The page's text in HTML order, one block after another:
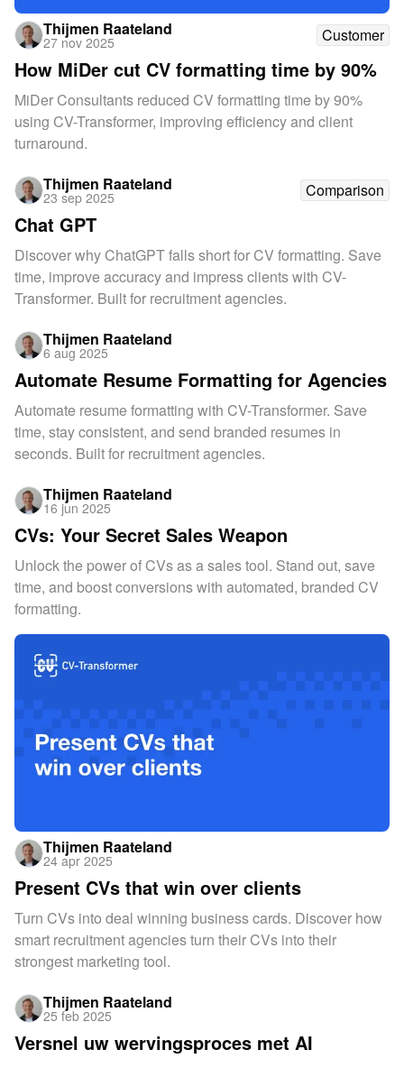
Thijmen Raateland
27 nov 2025 Customer
How MiDer cut CV formatting time by 90%
MiDer Consultants reduced CV formatting time by 90%
using CV-Transformer, improving efficiency and client
turnaround.
Thijmen Raateland
23 sep 2025 Comparison
Chat GPT
Discover why ChatGPT falls short for CV formatting. Save
time, improve accuracy and impress clients with CV-
Transformer. Built for recruitment agencies.
Thijmen Raateland
6 aug 2025
Automate Resume Formatting for Agencies
Automate resume formatting with CV-Transformer. Save
time, stay consistent, and send branded resumes in
seconds. Built for recruitment agencies.
Thijmen Raateland
16 jun 2025
CVs: Your Secret Sales Weapon
Unlock the power of CVs as a sales tool. Stand out, save
time, and boost conversions with automated, branded CV
formatting.
Thijmen Raateland
24 apr 2025
Present CVs that win over clients
Turn CVs into deal winning business cards. Discover how
smart recruitment agencies turn their CVs into their
strongest marketing tool.
Thijmen Raateland
25 feb 2025
Versnel uw wervingsproces met AI